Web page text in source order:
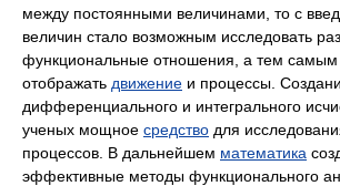
между постоянными величинами, то с
величин стало возможным исследовать
функциональные отношения, а тем самым
отображать движение и процессы.
дифференциального и интегрального
ученых мощное средство для
процессов. В дальнейшем математика
эффективные методы функционального